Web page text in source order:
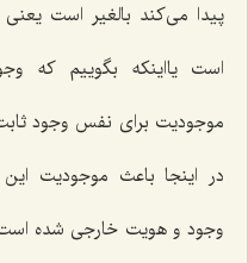
پیدا می‌کند بالغیر است
است یااینکه بگوییم که
موجودیت برای نفس وجود
در اینجا باعث موجودیت
وجود و هویت خارجی شده است